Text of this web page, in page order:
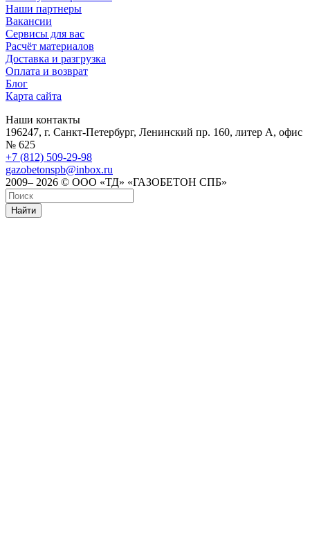
Наши партнеры
Вакансии
Сервисы для вас
Расчёт материалов
Доставка и разгрузка
Оплата и возврат
Блог
Карта сайта
Наши контакты
196247, г. Санкт-Петербург, Ленинский пр. 160, литер А, офис
№ 625
+7 (812) 509-29-98
gazobetonspb@inbox.ru
2009– 2026 © ООО «ТД» «ГАЗОБЕТОН СПБ»
Найти